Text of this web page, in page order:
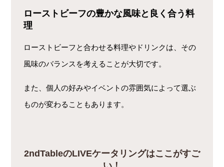
ローストビーフの豊かな風味と良く合う料
理
ローストビーフと合わせる料理やドリンクは、その
風味のバランスを考えることが大切です。
また、個人の好みやイベントの雰囲気によって選ぶ
ものが変わることもあります。
2ndTableのLIVEケータリングはここがすご